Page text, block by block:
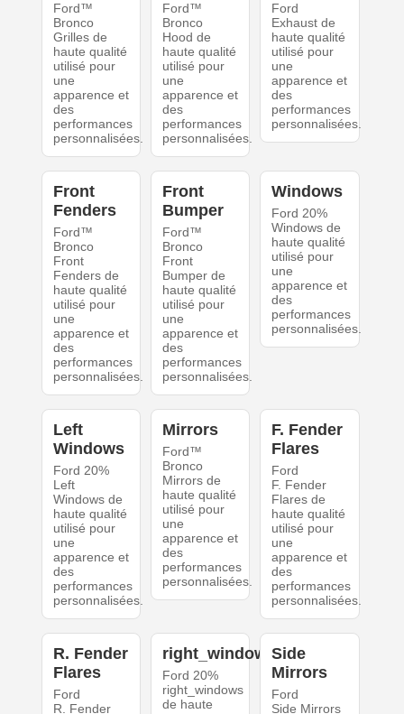
Ford™
Bronco
Grilles de
haute qualité
utilisé pour
une
apparence et
des
performances
personnalisées.
Ford™
Bronco
Hood de
haute qualité
utilisé pour
une
apparence et
des
performances
personnalisées.
Ford
Exhaust de
haute qualité
utilisé pour
une
apparence et
des
performances
personnalisées.
Front
Fenders
Ford™
Bronco
Front
Fenders de
haute qualité
utilisé pour
une
apparence et
des
performances
personnalisées.
Front
Bumper
Ford™
Bronco
Front
Bumper de
haute qualité
utilisé pour
une
apparence et
des
performances
personnalisées.
Windows
Ford 20%
Windows de
haute qualité
utilisé pour
une
apparence et
des
performances
personnalisées.
Left
Windows
Ford 20%
Left
Windows de
haute qualité
utilisé pour
une
apparence et
des
performances
personnalisées.
Mirrors
Ford™
Bronco
Mirrors de
haute qualité
utilisé pour
une
apparence et
des
performances
personnalisées.
F. Fender
Flares
Ford
F. Fender
Flares de
haute qualité
utilisé pour
une
apparence et
des
performances
personnalisées.
R. Fender
Flares
Ford
R. Fender
right_windows
Ford 20%
right_windows
de haute
Side
Mirrors
Ford
Side Mirrors